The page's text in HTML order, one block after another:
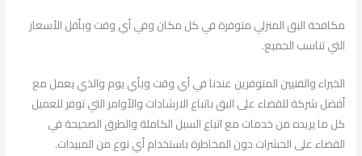
مكافحة البق المنزلي متوفرة في كل مكان وفي أي وقت وبأقل الأسعار
التي تناسب الجميع.
الخبراء والفنيين المتوفرين عندنا في أي وقت وبأي يوم والذي يعمل مع
أفضل شركة للقضاء على البق باتباع الارشادات والأوامر التي توفر للعميل
كل ما يريده من خدمات مع اتباع السبل الكاملة والطرق الصحيحة في
القضاء على الحشرات دون المخاطرة باستخدام أي نوع من المبيدات.